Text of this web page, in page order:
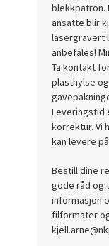
blekkpatron.
ansatte blir
lasergravert
anbefales!
Ta kontakt
plasthylse
Leveringstid
korrektur. Vi
kan levere
Bestill dine
gode råd og
informasjon
filformater